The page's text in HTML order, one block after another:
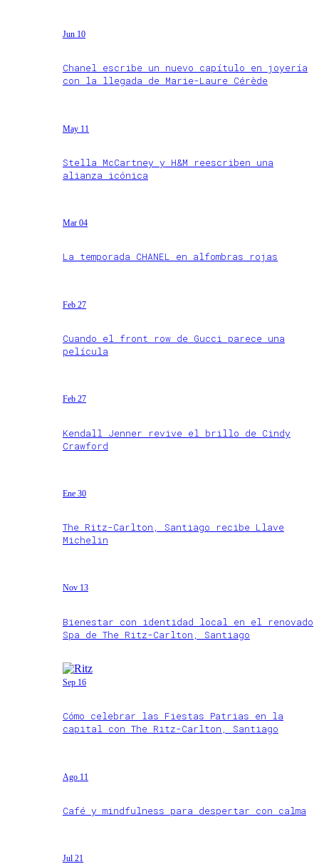
Jun 10
Chanel escribe un nuevo capítulo en joyería
con la llegada de Marie-Laure Cérède
May 11
Stella McCartney y H&M reescriben una
alianza icónica
Mar 04
La temporada CHANEL en alfombras rojas
Feb 27
Cuando el front row de Gucci parece una
película
Feb 27
Kendall Jenner revive el brillo de Cindy
Crawford
Ene 30
The Ritz-Carlton, Santiago recibe Llave
Michelin
Nov 13
Bienestar con identidad local en el renovado
Spa de The Ritz-Carlton, Santiago
Sep 16
Cómo celebrar las Fiestas Patrias en la
capital con The Ritz-Carlton, Santiago
Ago 11
Café y mindfulness para despertar con calma
Jul 21